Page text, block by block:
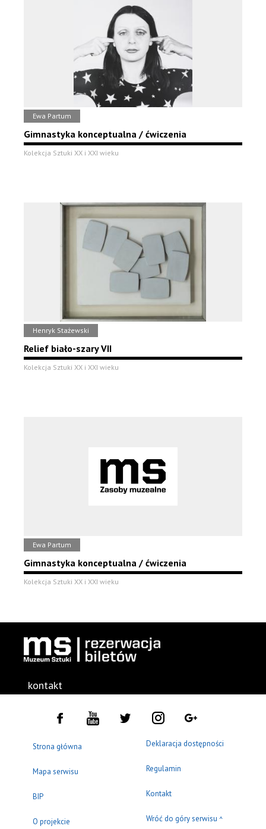
Ewa Partum
Gimnastyka konceptualna / ćwiczenia
Kolekcja Sztuki XX i XXI wieku
Henryk Stażewski
Relief biało-szary VII
Kolekcja Sztuki XX i XXI wieku
Ewa Partum
Gimnastyka konceptualna / ćwiczenia
Kolekcja Sztuki XX i XXI wieku
kontakt
Strona główna
Mapa serwisu
BIP
O projekcie
Deklaracja dostępności
Regulamin
Kontakt
Wróć do góry serwisu ^